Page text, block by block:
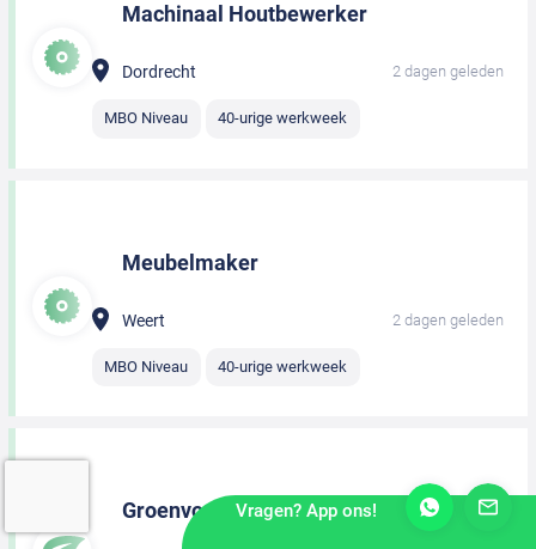
Machinaal Houtbewerker
Dordrecht 2 dagen geleden
MBO Niveau 40-urige werkweek
Meubelmaker
Weert 2 dagen geleden
MBO Niveau 40-urige werkweek
GroenvoorzienerVragen? App ons!